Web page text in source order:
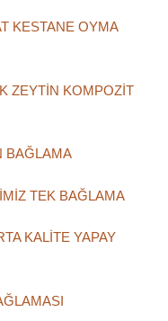
KESTANE OYMA
ZEYTİN KOMPOZİT
BAĞLAMA
TEK BAĞLAMA
KALİTE YAPAY